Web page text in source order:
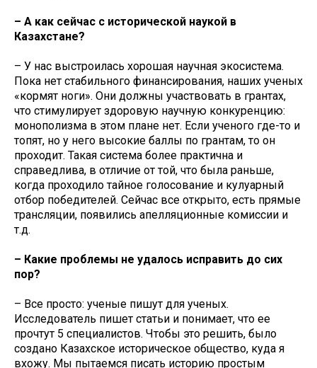
– А как сейчас с исторической наукой в
Казахстане?
– У нас выстроилась хорошая научная экосистема.
Пока нет стабильного финансирования, наших ученых
«кормят ноги». Они должны участвовать в грантах,
что стимулирует здоровую научную конкуренцию:
монополизма в этом плане нет. Если ученого где-то и
топят, но у него высокие баллы по грантам, то он
проходит. Такая система более практична и
справедлива, в отличие от той, что была раньше,
когда проходило тайное голосование и кулуарный
отбор победителей. Сейчас все открыто, есть прямые
трансляции, появились апелляционные комиссии и
т.д.
– Какие проблемы не удалось исправить до сих
пор?
– Все просто: ученые пишут для ученых.
Исследователь пишет статьи и понимает, что ее
прочтут 5 специалистов. Чтобы это решить, было
создано Казахское историческое общество, куда я
вхожу. Мы пытаемся писать историю простым